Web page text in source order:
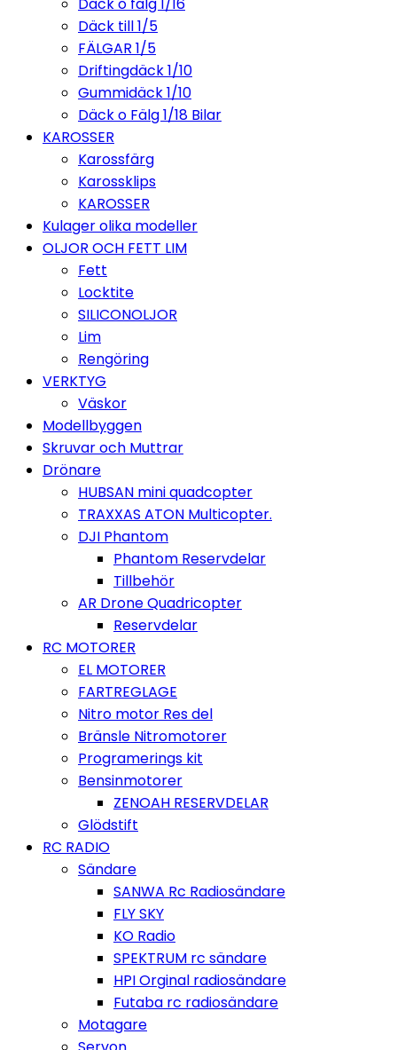
Däck till 1/5
FÄLGAR 1/5
Driftingdäck 1/10
Gummidäck 1/10
Däck o Fälg 1/18 Bilar
KAROSSER
Karossfärg
Karossklips
KAROSSER
Kulager olika modeller
OLJOR OCH FETT LIM
Fett
Locktite
SILICONOLJOR
Lim
Rengöring
VERKTYG
Väskor
Modellbyggen
Skruvar och Muttrar
Drönare
HUBSAN mini quadcopter
TRAXXAS ATON Multicopter.
DJI Phantom
Phantom Reservdelar
Tillbehör
AR Drone Quadricopter
Reservdelar
RC MOTORER
EL MOTORER
FARTREGLAGE
Nitro motor Res del
Bränsle Nitromotorer
Programerings kit
Bensinmotorer
ZENOAH RESERVDELAR
Glödstift
RC RADIO
Sändare
SANWA Rc Radiosändare
FLY SKY
KO Radio
SPEKTRUM rc sändare
HPI Orginal radiosändare
Futaba rc radiosändare
Motagare